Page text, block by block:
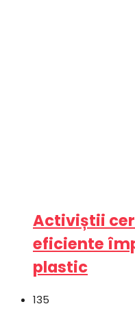
Activiștii
eficiente
plastic
135